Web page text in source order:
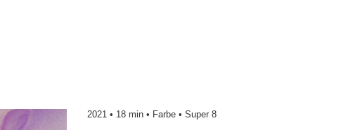
2021 • 18 min • Farbe • Super 8